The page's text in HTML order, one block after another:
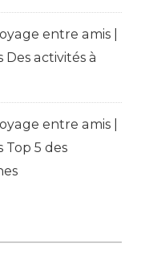
entre amis |
Des activités à
entre amis |
Top 5 des